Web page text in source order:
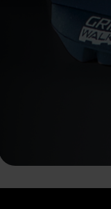
to display